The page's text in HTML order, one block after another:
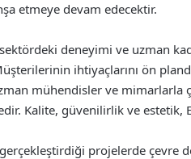
etmeye devam edecektir.
deneyimi ve uzman
ihtiyaçlarını ön
mühendisler ve mimarlarla
Kalite, güvenilirlik ve estetik,
projelerde çevre